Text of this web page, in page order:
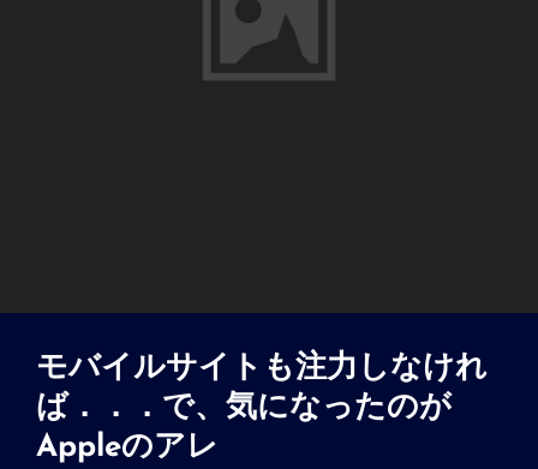
モバイルサイトも注力しなけれ
ば．．．で、気になったのが
Appleのアレ